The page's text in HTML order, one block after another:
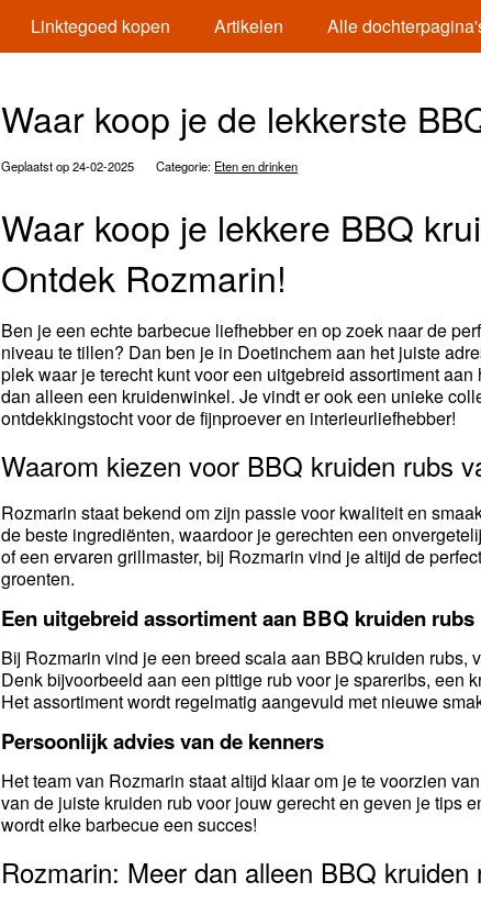
Linktegoed kopen Artikelen Alle
Waar koop je de lekkerste
Geplaatst op 24-02-2025 Categorie: Eten en drinken
Waar koop je lekkere BBQ
Ontdek Rozmarin!
Ben je een echte barbecue liefhebber en op zoek naar de
niveau te tillen? Dan ben je in Doetinchem aan het juiste
plek waar je terecht kunt voor een uitgebreid assortiment
dan alleen een kruidenwinkel. Je vindt er ook een unieke
ontdekkingstocht voor de fijnproever en interieurliefhebber!
Waarom kiezen voor BBQ kruiden rubs
Rozmarin staat bekend om zijn passie voor kwaliteit en
de beste ingrediënten, waardoor je gerechten een
of een ervaren grillmaster, bij Rozmarin vind je altijd de
groenten.
Een uitgebreid assortiment aan BBQ kruiden rubs
Bij Rozmarin vind je een breed scala aan BBQ kruiden
Denk bijvoorbeeld aan een pittige rub voor je spareribs, een
Het assortiment wordt regelmatig aangevuld met nieuwe
Persoonlijk advies van de kenners
Het team van Rozmarin staat altijd klaar om je te voorzien
van de juiste kruiden rub voor jouw gerecht en geven je tips
wordt elke barbecue een succes!
Rozmarin: Meer dan alleen BBQ kruiden